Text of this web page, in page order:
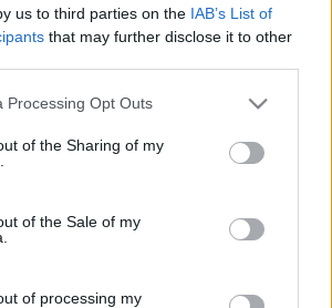
us to third parties on the IAB’s List of
that may further disclose it to other
website/app uses one or more Google
or usage behaviour. You may click to
to Google and its third-party tags to
specified purposes in below Google
Processing Opt Outs
of the Sharing of my
of the Sale of my
of processing my
EMBERSÉG ÜNNEPE